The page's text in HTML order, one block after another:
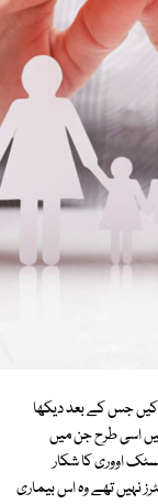
کیں جس کے بعد دیکھا
اسی طرح جن میں
اووری کا شکار
نہیں تھے وہ اس بیماری